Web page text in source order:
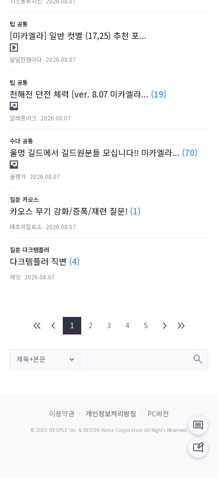
팁 공통
[미카엘라] 일반 컷별 (17,25) 추천 포...
달달한잼이다 2026.08.07
팁 공통
천해천 던전 체력 [ver. 8.07 미카엘라... (19)
알레프아크 2026.08.07
수다 공통
울멍 길드에서 길드원분들 모십니다!! 미카엘라... (70)
솔랭거 2026.08.07
질문 카오스
카오스 무기 강화/증폭/재련 질문! (1)
태초의칼로소 2026.08.07
질문 다크템플러
다크템플러 직변 (4)
레잇 2026.08.07
1 2 3 4 5
제목+본문
이용약관 개인정보처리방침 PC버전
© 2005 NEOPLE Inc. & NEXON Korea Corporation All Rights Reserved.